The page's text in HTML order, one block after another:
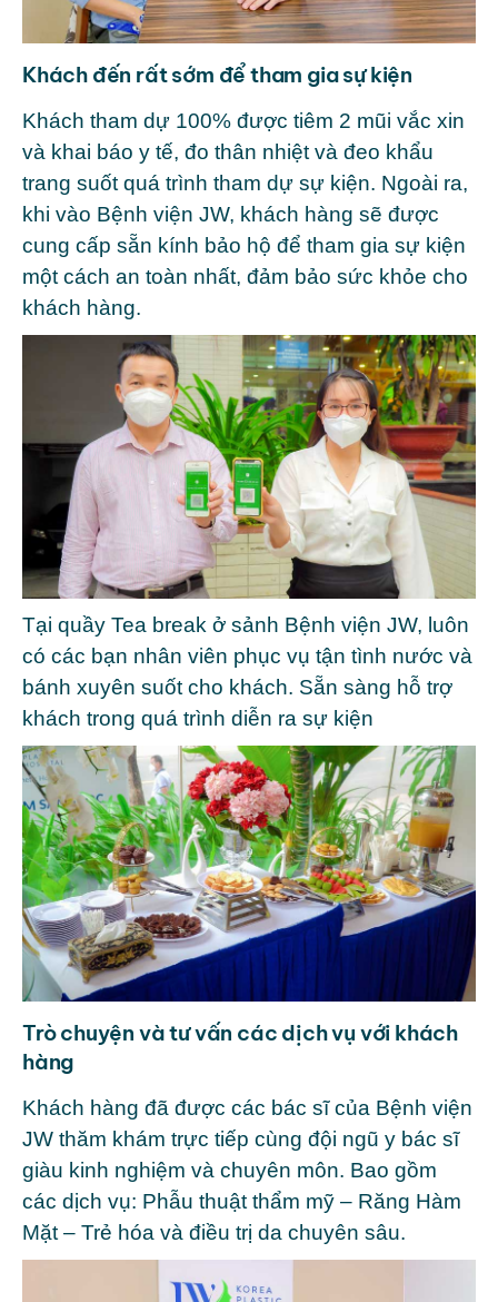
Khách đến rất sớm để tham gia sự kiện
Khách tham dự 100% được tiêm 2 mũi vắc xin
và khai báo y tế, đo thân nhiệt và đeo khẩu
trang suốt quá trình tham dự sự kiện. Ngoài ra,
khi vào Bệnh viện JW, khách hàng sẽ được
cung cấp sẵn kính bảo hộ để tham gia sự kiện
một cách an toàn nhất, đảm bảo sức khỏe cho
khách hàng.
Tại quầy Tea break ở sảnh Bệnh viện JW, luôn
có các bạn nhân viên phục vụ tận tình nước và
bánh xuyên suốt cho khách. Sẵn sàng hỗ trợ
khách trong quá trình diễn ra sự kiện
Trò chuyện và tư vấn các dịch vụ với khách
hàng
Khách hàng đã được các bác sĩ của Bệnh viện
JW thăm khám trực tiếp cùng đội ngũ y bác sĩ
giàu kinh nghiệm và chuyên môn. Bao gồm
các dịch vụ: Phẫu thuật thẩm mỹ – Răng Hàm
Mặt – Trẻ hóa và điều trị da chuyên sâu.